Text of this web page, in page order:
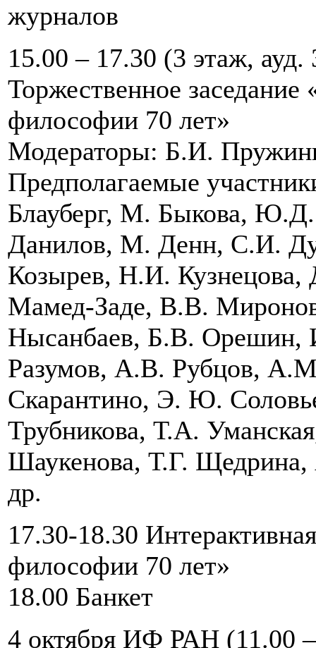
журналов
15.00 – 17.30 (3 этаж, ауд.
Торжественное
философии 70 лет»
Модераторы: Б.И.
Предполагаемые
Блауберг, М. Быкова,
Данилов, М. Денн, С.И.
Козырев, Н.И.
Мамед-Заде, В.В.
Нысанбаев, Б.В.
Разумов, А.В. Рубцов,
Скарантино, Э. Ю.
Трубникова, Т.А.
Шаукенова, Т.Г.
др.
17.30-18.30
философии 70 лет»
18.00 Банкет
4 октября ИФ РАН (11.00